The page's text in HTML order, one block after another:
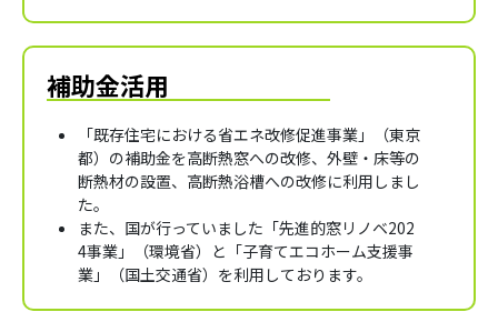
補助金活用
「既存住宅における省エネ改修促進事業」（東京
都）の補助金を高断熱窓への改修、外壁・床等の
断熱材の設置、高断熱浴槽への改修に利用しまし
た。
また、国が行っていました「先進的窓リノベ202
4事業」（環境省）と「子育てエコホーム支援事
業」（国土交通省）を利用しております。